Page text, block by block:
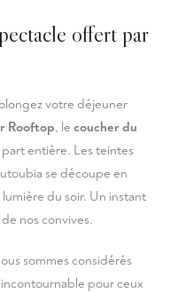
offert par
votre déjeuner
Rooftop, le coucher du
entière. Les teintes
se découpe en
du soir. Un instant
nos convives.
sommes considérés
incontournable pour ceux